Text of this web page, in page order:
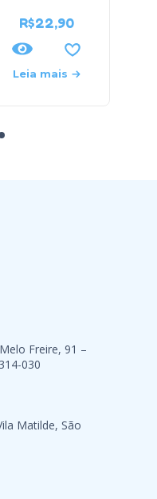
R$22,90
Leia mais
Freire, 91 –
030
Matilde, São